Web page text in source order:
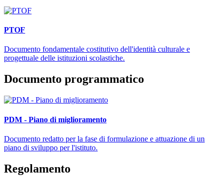
PTOF
Documento fondamentale costitutivo dell'identità culturale e
progettuale delle istituzioni scolastiche.
Documento programmatico
PDM - Piano di miglioramento
Documento redatto per la fase di formulazione e attuazione di un
piano di sviluppo per l'istituto.
Regolamento